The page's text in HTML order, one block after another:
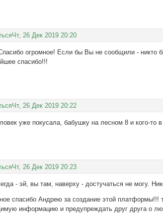
Чт, 26 Дек 2019 20:20
огромное! Если бы Вы не сообщили -
спасибо!!!
Чт, 26 Дек 2019 20:22
уже покусала, бабушку на лесном 8 и кого-то
Чт, 26 Дек 2019 20:23
- эй, вы там, наверху - достучаться не могу.
спасибо Андрею за создание этой
информацию и предупреждать друг друга о